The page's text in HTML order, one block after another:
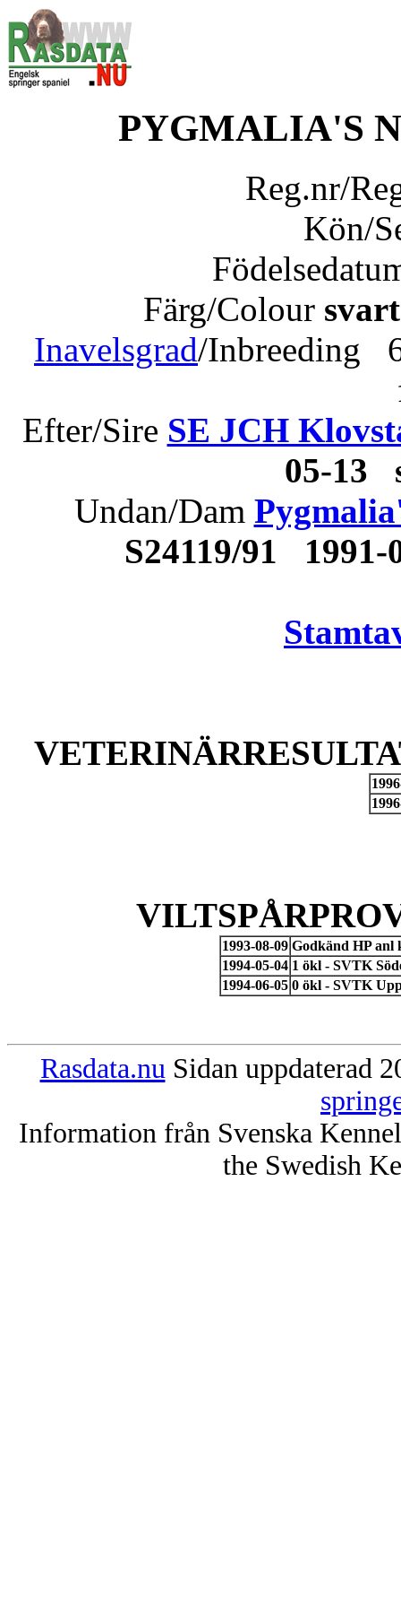
PYGMALIA'S
Reg.nr/
Kön/
Färg/Colour
Inavelsgrad/Inbreeding
Efter/Sire SE JCH
05-
Undan/Dam
S24119/91
1993-08-09 Godkänd HP anl
1994-05-04 1 ökl - SVTK
1994-06-05 0 ökl - SVTK
Rasdata.nu Sidan uppdaterad
Information från Svenska
the Swedish